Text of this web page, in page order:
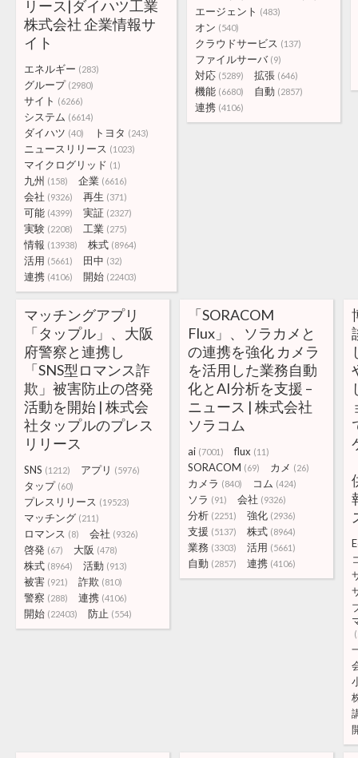
リース|ダイハツ工業
株式会社 企業情報サ
イト
エネルギー (283)
グループ (2980)
サイト (6266)
システム (6614)
ダイハツ (40) トヨタ (243)
ニュースリリース (1023)
マイクログリッド (1)
九州 (158) 企業 (6616)
会社 (9326) 再生 (371)
可能 (4399) 実証 (2327)
実験 (2208) 工業 (275)
情報 (13938) 株式 (8964)
活用 (5661) 田中 (32)
連携 (4106) 開始 (22403)
エージェント (483)
オン (540)
クラウドサービス (137)
ファイルサーバ (9)
対応 (5289) 拡張 (646)
機能 (6680) 自動 (2857)
連携 (4106)
マッチングアプリ
「タップル」、大阪
府警察と連携し
「SNS型ロマンス詐
欺」被害防止の啓発
活動を開始 | 株式会
社タップルのプレス
リリース
SNS (1212) アプリ (5976)
タップ (60)
プレスリリース (19523)
マッチング (211)
ロマンス (8) 会社 (9326)
啓発 (67) 大阪 (478)
株式 (8964) 活動 (913)
被害 (921) 詐欺 (810)
警察 (288) 連携 (4106)
開始 (22403) 防止 (554)
「SORACOM
Flux」、ソラカメと
の連携を強化 カメラ
を活用した業務自動
化とAI分析を支援 –
ニュース | 株式会社
ソラコム
ai (7001) flux (11)
SORACOM (69) カメ (26)
カメラ (840) コム (424)
ソラ (91) 会社 (9326)
分析 (2251) 強化 (2936)
支援 (5137) 株式 (8964)
業務 (3303) 活用 (5661)
自動 (2857) 連携 (4106)